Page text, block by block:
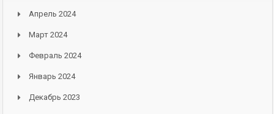
Апрель 2024
Март 2024
Февраль 2024
Январь 2024
Декабрь 2023